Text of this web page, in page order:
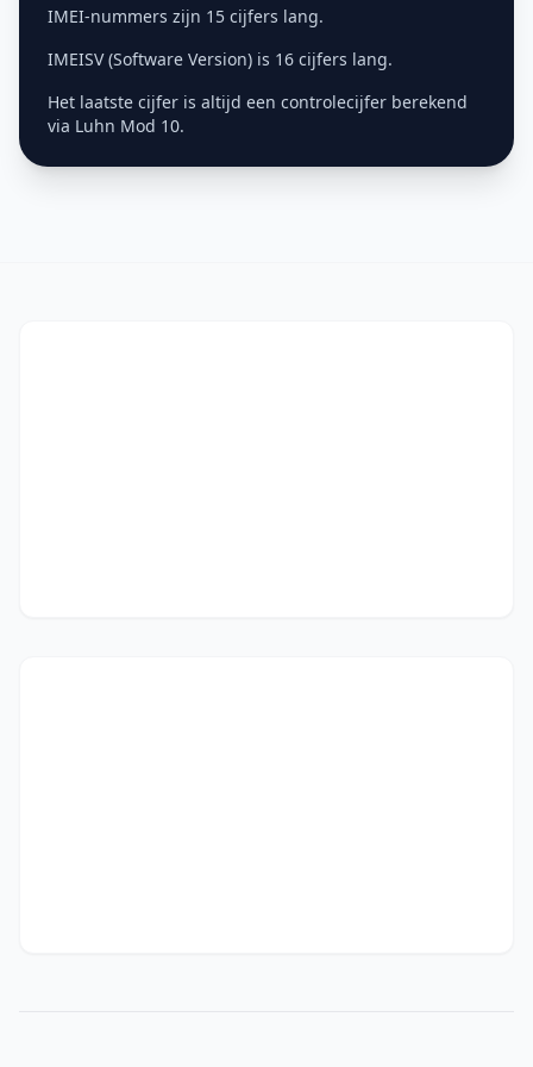
IMEI-nummers zijn 15 cijfers lang.
IMEISV (Software Version) is 16 cijfers lang.
Het laatste cijfer is altijd een controlecijfer berekend
via Luhn Mod 10.